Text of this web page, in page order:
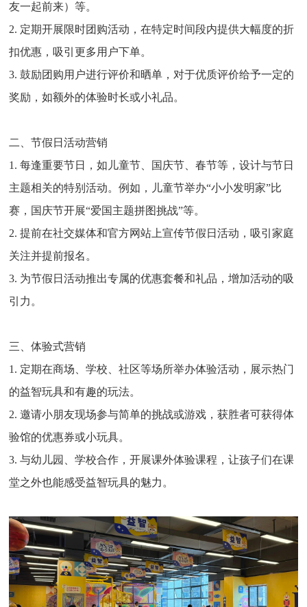
友一起前来）等。
2. 定期开展限时团购活动，在特定时间段内提供大幅度的折
扣优惠，吸引更多用户下单。
3. 鼓励团购用户进行评价和晒单，对于优质评价给予一定的
奖励，如额外的体验时长或小礼品。
二、节假日活动营销
1. 每逢重要节日，如儿童节、国庆节、春节等，设计与节日
主题相关的特别活动。例如，儿童节举办“小小发明家”比
赛，国庆节开展“爱国主题拼图挑战”等。
2. 提前在社交媒体和官方网站上宣传节假日活动，吸引家庭
关注并提前报名。
3. 为节假日活动推出专属的优惠套餐和礼品，增加活动的吸
引力。
三、体验式营销
1. 定期在商场、学校、社区等场所举办体验活动，展示热门
的益智玩具和有趣的玩法。
2. 邀请小朋友现场参与简单的挑战或游戏，获胜者可获得体
验馆的优惠券或小玩具。
3. 与幼儿园、学校合作，开展课外体验课程，让孩子们在课
堂之外也能感受益智玩具的魅力。